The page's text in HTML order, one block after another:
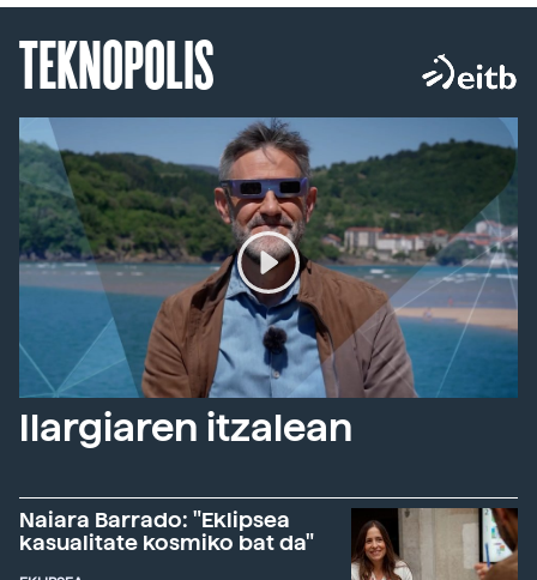
TEKNOPOLIS
Ilargiaren itzalean
Naiara Barrado: "Eklipsea
kasualitate kosmiko bat da"